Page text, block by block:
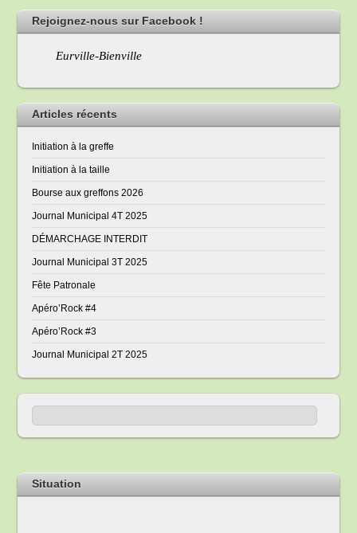
Rejoignez-nous sur Facebook !
Eurville-Bienville
Articles récents
Initiation à la greffe
Initiation à la taille
Bourse aux greffons 2026
Journal Municipal 4T 2025
DÉMARCHAGE INTERDIT
Journal Municipal 3T 2025
Fête Patronale
Apéro’Rock #4
Apéro’Rock #3
Journal Municipal 2T 2025
Situation